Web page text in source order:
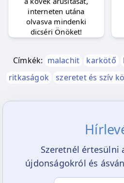
interneten utána
olvasva mindenki
dicséri Önöket!
Címkék: malachit karkötő
ritkaságok
szeretet és szív
Szeretnél értesülni
újdonságokról és